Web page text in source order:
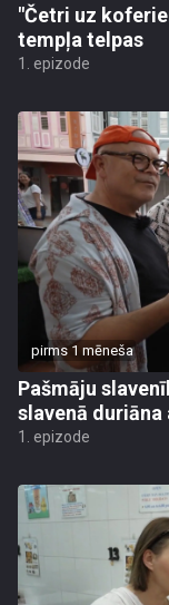
"Četri uz
tempļa telpas
1. epizode
pirms 1 mēneša
Pašmāju
slavenā
1. epizode